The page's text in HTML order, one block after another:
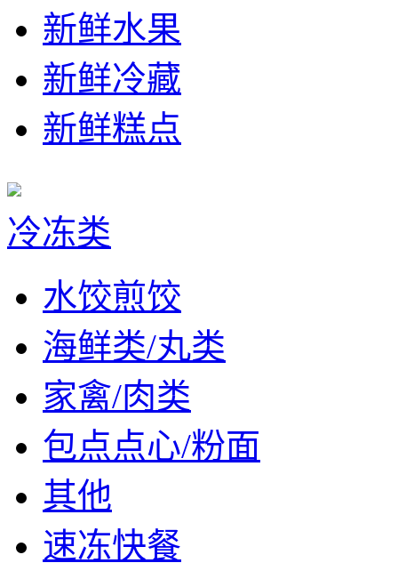
新鲜水果
新鲜冷藏
新鲜糕点
冷冻类
水饺煎饺
海鲜类/丸类
家禽/肉类
包点点心/粉面
其他
速冻快餐